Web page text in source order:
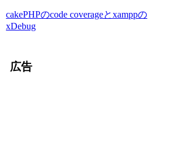
cakePHPのcode coverageとxamppの
xDebug
広告